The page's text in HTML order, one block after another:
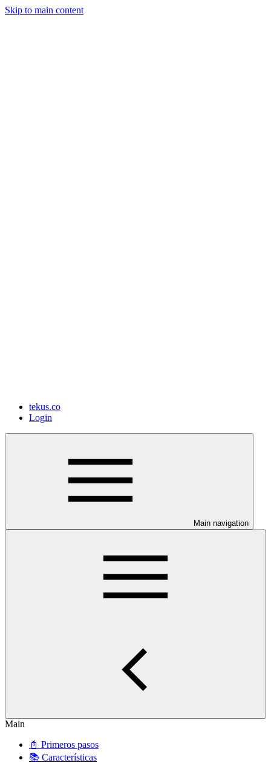
Skip to main content
tekus.co
Login
Main navigation
Main
📓 Primeros pasos
📚 Características